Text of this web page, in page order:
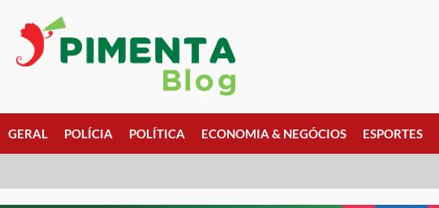
GERAL POLÍCIA POLÍTICA ECONOMIA & NEGÓCIOS ESPORTES